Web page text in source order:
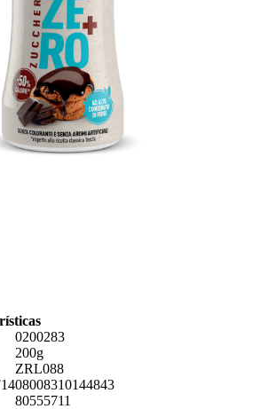
0200283
200g
ZRL088
08008310144843
80555711